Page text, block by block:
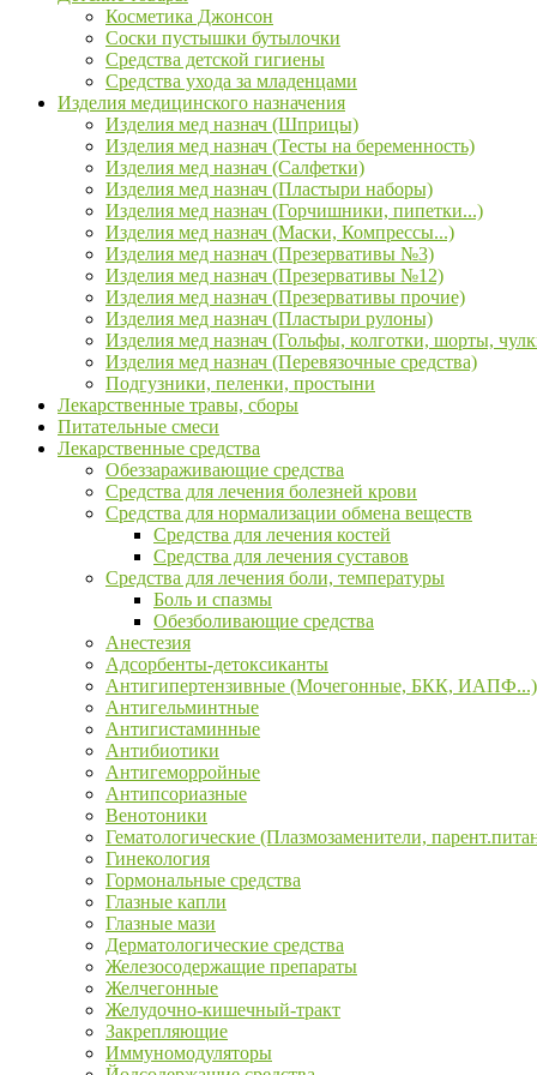
Косметика Джонсон
Соски пустышки бутылочки
Средства детской гигиены
Средства ухода за младенцами
Изделия медицинского назначения
Изделия мед назнач (Шприцы)
Изделия мед назнач (Тесты на беременность)
Изделия мед назнач (Салфетки)
Изделия мед назнач (Пластыри наборы)
Изделия мед назнач (Горчишники, пипетки...)
Изделия мед назнач (Маски, Компрессы...)
Изделия мед назнач (Презервативы №3)
Изделия мед назнач (Презервативы №12)
Изделия мед назнач (Презервативы прочие)
Изделия мед назнач (Пластыри рулоны)
Изделия мед назнач (Гольфы, колготки, шорты,
Изделия мед назнач (Перевязочные средства)
Подгузники, пеленки, простыни
Лекарственные травы, сборы
Питательные смеси
Лекарственные средства
Обеззараживающие средства
Средства для лечения болезней крови
Средства для нормализации обмена веществ
Средства для лечения костей
Средства для лечения суставов
Средства для лечения боли, температуры
Боль и спазмы
Обезболивающие средства
Анестезия
Адсорбенты-детоксиканты
Антигипертензивные (Мочегонные, БКК, ИАПФ...)
Антигельминтные
Антигистаминные
Антибиотики
Антигеморройные
Антипсориазные
Венотоники
Гематологические (Плазмозаменители,
Гинекология
Гормональные средства
Глазные капли
Глазные мази
Дерматологические средства
Железосодержащие препараты
Желчегонные
Желудочно-кишечный-тракт
Закрепляющие
Иммуномодуляторы